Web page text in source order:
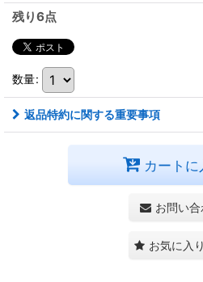
残り6点
数量:
返品特約に関する重要事項
カートに
お問い
お気に入